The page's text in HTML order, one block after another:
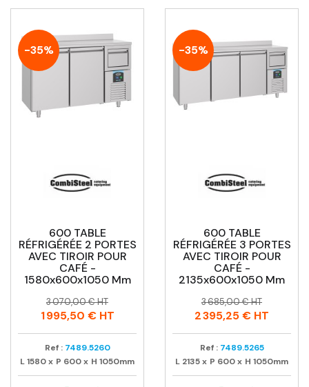
-35%
600 TABLE
RÉFRIGÉRÉE 2 PORTES
AVEC TIROIR POUR
CAFÉ -
1580x600x1050 Mm
Prix
Prix
habituel
3 070,00 € HT
1 995,50 €HT
Ref : 7489.5260
L1580x P 600x H 1050mm
-35%
600 TABLE
RÉFRIGÉRÉE 3 PORTES
AVEC TIROIR POUR
CAFÉ -
2135x600x1050 Mm
Prix
Prix
habituel
3 685,00 € HT
2 395,25 € HT
Ref : 7489.5265
L 2135x P 600x H 1050mm